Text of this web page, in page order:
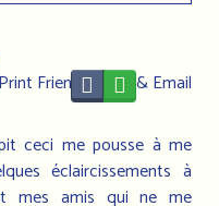
ceci me pousse à me
éclaircissements à
mes amis qui ne me